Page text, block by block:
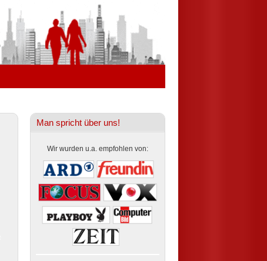
Man spricht über uns!
Wir wurden u.a. empfohlen von: